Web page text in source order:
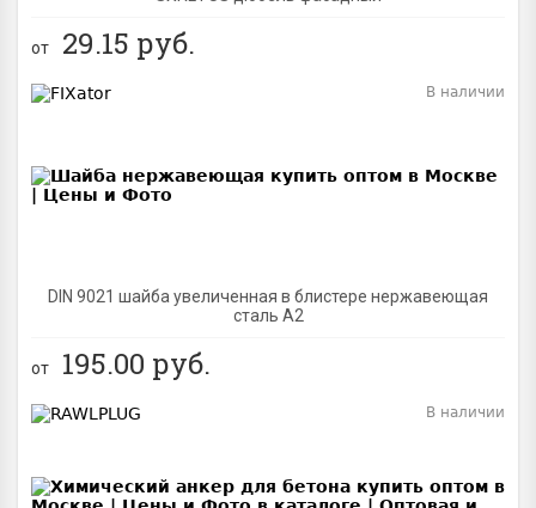
от 29.15 руб.
DIN 9021 шайба увеличенная в блистере нержавеющая
сталь A2
В наличии
от 195.00 руб.
В наличии